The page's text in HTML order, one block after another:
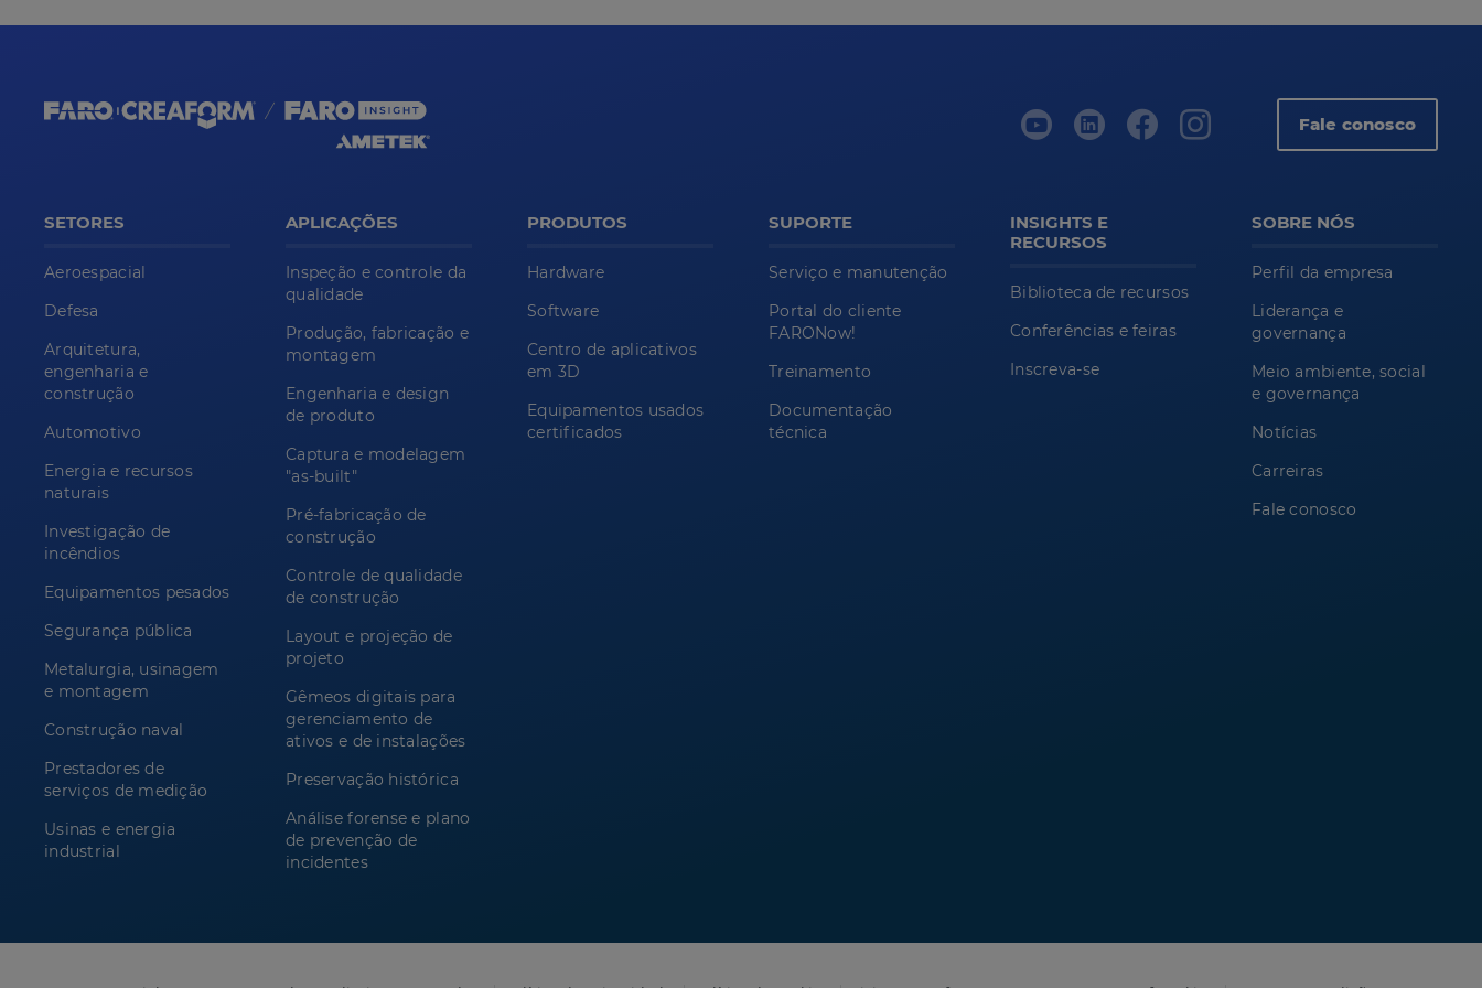
Fale conosco
SETORES
Aeroespacial
Defesa
Arquitetura,
engenharia e
construção
Automotivo
Energia e recursos
naturais
Investigação de
incêndios
Equipamentos pesados
Segurança pública
Metalurgia, usinagem
e montagem
Construção naval
Prestadores de
serviços de medição
Usinas e energia
industrial
APLICAÇÕES
Inspeção e controle da
qualidade
Produção, fabricação e
montagem
Engenharia e design
de produto
Captura e modelagem
"as-built"
Pré-fabricação de
construção
Controle de qualidade
de construção
Layout e projeção de
projeto
Gêmeos digitais para
gerenciamento de
ativos e de instalações
Preservação histórica
Análise forense e plano
de prevenção de
incidentes
PRODUTOS
Hardware
Software
Centro de aplicativos
em 3D
Equipamentos usados
certificados
SUPORTE
Serviço e manutenção
Portal do cliente
FARONow!
Treinamento
Documentação
técnica
INSIGHTS E
RECURSOS
Biblioteca de recursos
Conferências e feiras
Inscreva-se
SOBRE NÓS
Perfil da empresa
Liderança e
governança
Meio ambiente, social
e governança
Notícias
Carreiras
Fale conosco